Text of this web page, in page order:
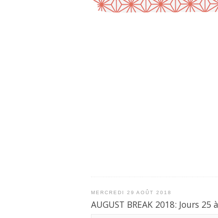
MERCREDI 29 AOÛT 2018
AUGUST BREAK 2018: Jours 25